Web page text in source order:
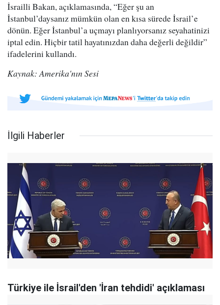
İsrailli Bakan, açıklamasında, “Eğer şu an
İstanbul’daysanız mümkün olan en kısa sürede İsrail’e
dönün. Eğer İstanbul’a uçmayı planlıyorsanız seyahatinizi
iptal edin. Hiçbir tatil hayatınızdan daha değerli değildir”
ifadelerini kullandı.
Kaynak: Amerika'nın Sesi
İlgili Haberler
Türkiye ile İsrail'den 'İran tehdidi' açıklaması